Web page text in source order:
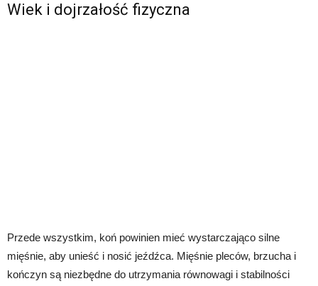
Wiek i dojrzałość fizyczna
Przede wszystkim, koń powinien mieć wystarczająco silne
mięśnie, aby unieść i nosić jeźdźca. Mięśnie pleców, brzucha i
kończyn są niezbędne do utrzymania równowagi i stabilności